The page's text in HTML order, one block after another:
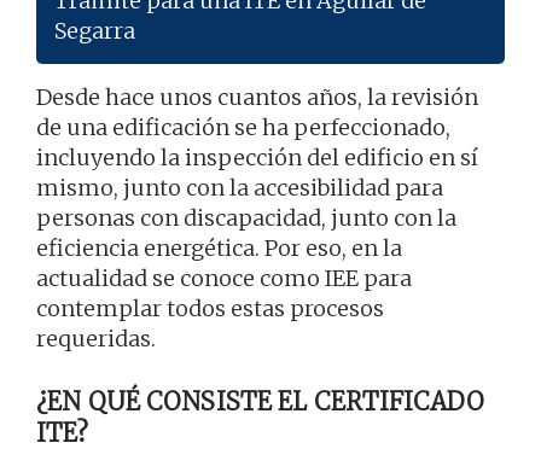
Segarra
Desde hace unos cuantos años, la revisión
de una edificación se ha perfeccionado,
incluyendo la inspección del edificio en sí
mismo, junto con la accesibilidad para
personas con discapacidad, junto con la
eficiencia energética. Por eso, en la
actualidad se conoce como IEE para
contemplar todos estas procesos
requeridas.
¿EN QUÉ CONSISTE EL CERTIFICADO
ITE?